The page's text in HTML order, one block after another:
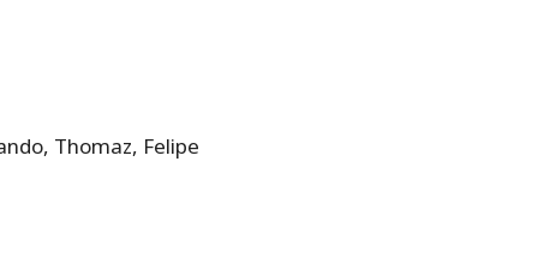
Thomaz, Felipe